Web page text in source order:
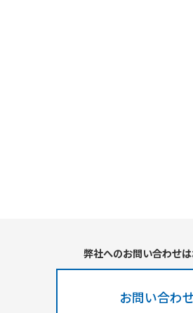
弊社へのお問い合わせ
お問い合わ